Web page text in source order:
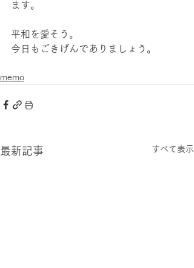
ます。
平和を愛そう。
今日もごきげんでありましょう。
memo
最新記事 すべて表示